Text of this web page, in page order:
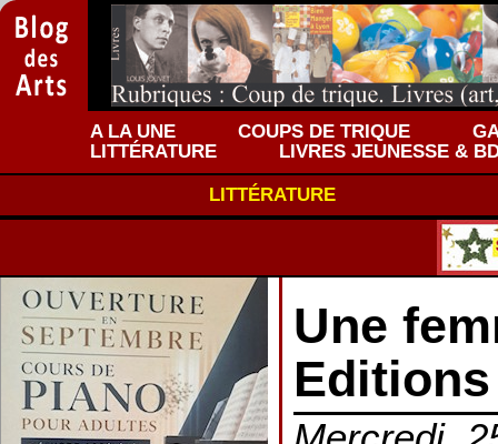
A LA UNE COUPS DE TRIQUE
LITTÉRATURE
LIVRES JEUNESSE &
LITTÉRATURE
Une